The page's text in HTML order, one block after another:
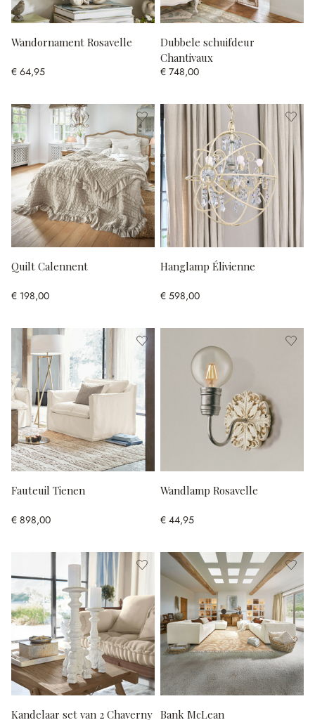
Wandornament Rosavelle
€ 64,95
Dubbele schuifdeur
Chantivaux
€ 748,00
Quilt Calennent
€ 198,00
Hanglamp Élivienne
€ 598,00
Fauteuil Tienen
€ 898,00
Wandlamp Rosavelle
€ 44,95
Kandelaar set van 2 Chaverny Bank McLean